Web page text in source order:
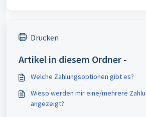
Drucken
Artikel in diesem Ordner -
Welche Zahlungsoptionen gibt es?
Wieso werden mir eine/mehrere
angezeigt?